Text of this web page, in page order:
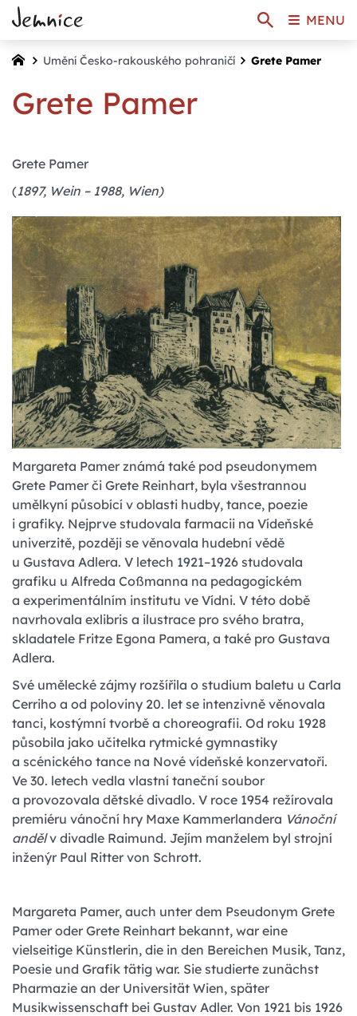
Umění Česko-rakouského pohraničí Grete Pamer
Grete Pamer
Grete Pamer
(1897, Wein – 1988, Wien)
Margareta Pamer známá také pod pseudonymem
Grete Pamer či Grete Reinhart, byla všestrannou
umělkyní působící v oblasti hudby, tance, poezie
i grafiky. Nejprve studovala farmacii na Vídeňské
univerzitě, později se věnovala hudební vědě
u Gustava Adlera. V letech 1921–1926 studovala
grafiku u Alfreda Coßmanna na pedagogickém
a experimentálním institutu ve Vídni. V této době
navrhovala exlibris a ilustrace pro svého bratra,
skladatele Fritze Egona Pamera, a také pro Gustava
Adlera.
Své umělecké zájmy rozšířila o studium baletu u Carla
Cerriho a od poloviny 20. let se intenzivně věnovala
tanci, kostýmní tvorbě a choreografii. Od roku 1928
působila jako učitelka rytmické gymnastiky
a scénického tance na Nové vídeňské konzervatoři.
Ve 30. letech vedla vlastní taneční soubor
a provozovala dětské divadlo. V roce 1954 režírovala
premiéru vánoční hry Maxe Kammerlandera Vánoční
andělv divadle Raimund. Jejím manželem byl strojní
inženýr Paul Ritter von Schrott.
Margareta Pamer, auch unter dem Pseudonym Grete
Pamer oder Grete Reinhart bekannt, war eine
vielseitige Künstlerin, die in den Bereichen Musik, Tanz,
Poesie und Grafik tätig war. Sie studierte zunächst
Pharmazie an der Universität Wien, später
Musikwissenschaft bei Gustav Adler. Von 1921 bis 1926
MENU